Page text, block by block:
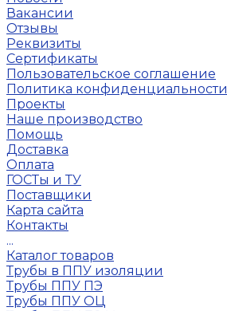
Вакансии
Отзывы
Реквизиты
Сертификаты
Пользовательское соглашение
Политика конфиденциальности
Проекты
Наше производство
Помощь
Доставка
Оплата
ГОСТы и ТУ
Поставщики
Карта сайта
Контакты
...
Каталог товаров
Трубы в ППУ изоляции
Трубы ППУ ПЭ
Трубы ППУ ОЦ